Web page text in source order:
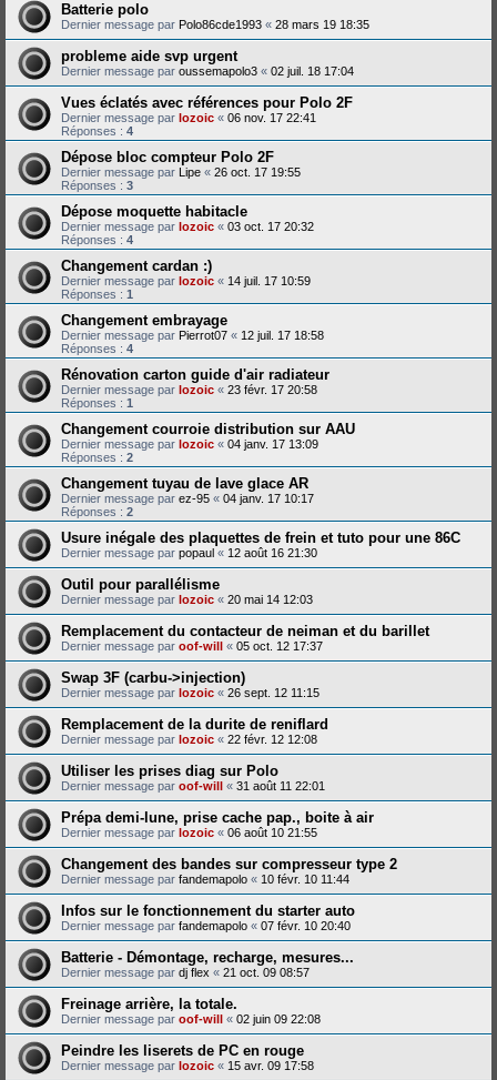
Batterie polo
Dernier message par Polo86cde1993 « 28 mars 19 18:35
probleme aide svp urgent
Dernier message par oussemapolo3 « 02 juil. 18 17:04
Vues éclatés avec références pour Polo 2F
Dernier message par lozoic « 06 nov. 17 22:41
Réponses : 4
Dépose bloc compteur Polo 2F
Dernier message par Lipe « 26 oct. 17 19:55
Réponses : 3
Dépose moquette habitacle
Dernier message par lozoic « 03 oct. 17 20:32
Réponses : 4
Changement cardan :)
Dernier message par lozoic « 14 juil. 17 10:59
Réponses : 1
Changement embrayage
Dernier message par Pierrot07 « 12 juil. 17 18:58
Réponses : 4
Rénovation carton guide d'air radiateur
Dernier message par lozoic « 23 févr. 17 20:58
Réponses : 1
Changement courroie distribution sur AAU
Dernier message par lozoic « 04 janv. 17 13:09
Réponses : 2
Changement tuyau de lave glace AR
Dernier message par ez-95 « 04 janv. 17 10:17
Réponses : 2
Usure inégale des plaquettes de frein et tuto pour une 86C
Dernier message par popaul « 12 août 16 21:30
Outil pour parallélisme
Dernier message par lozoic « 20 mai 14 12:03
Remplacement du contacteur de neiman et du barillet
Dernier message par oof-will « 05 oct. 12 17:37
Swap 3F (carbu->injection)
Dernier message par lozoic « 26 sept. 12 11:15
Remplacement de la durite de reniflard
Dernier message par lozoic « 22 févr. 12 12:08
Utiliser les prises diag sur Polo
Dernier message par oof-will « 31 août 11 22:01
Prépa demi-lune, prise cache pap., boite à air
Dernier message par lozoic « 06 août 10 21:55
Changement des bandes sur compresseur type 2
Dernier message par fandemapolo « 10 févr. 10 11:44
Infos sur le fonctionnement du starter auto
Dernier message par fandemapolo « 07 févr. 10 20:40
Batterie - Démontage, recharge, mesures...
Dernier message par dj flex « 21 oct. 09 08:57
Freinage arrière, la totale.
Dernier message par oof-will « 02 juin 09 22:08
Peindre les liserets de PC en rouge
Dernier message par lozoic « 15 avr. 09 17:58